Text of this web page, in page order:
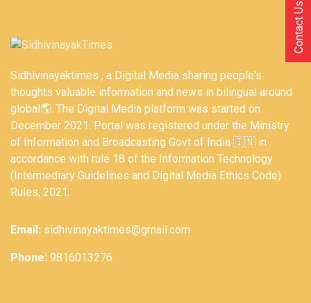
Sidhivinayaktimes , a Digital Media sharing people's
thoughts valuable information and news in bilingual around
global🌎. The Digital Media platform was started on
December 2021. Portal was registered under the Ministry
of Information and Broadcasting Govt of India 🇮🇳 in
accordance with rule 18 of the Information Technology
(Intermediary Guidelines and Digital Media Ethics Code)
Rules, 2021.
Email: sidhivinayaktimes@gmail.com
Phone: 9816013276
Contact Us